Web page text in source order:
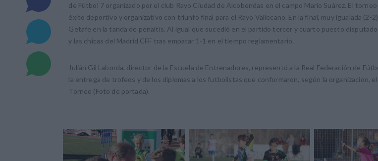
de Fútbol 7 organizado por el club Rayo Ciudad de Alcobendas en el campo Mario Suárez. El
éxito deportivo y organizativo con triunfo final para el Rayo Vallecano. En la final, muy igualada (2-
Getafe en la tanda de penaltis. Al igual que sucedió en el partido tercer y cuarto puesto
y las chicas del Madrid CFF tras empatar 1-1 en el tiempo reglamentario.
Julián Gil Laborda, director de la Escuela de Entrenadores, representó a la Real Federación de
la entrega de trofeos y de los diplomas a los futbolistas que conformaron, según la organización, el
Torneo (Foto de portada).